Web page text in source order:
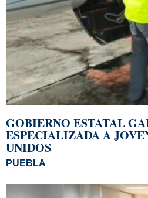
GOBIERNO ESTATAL
ESPECIALIZADA A
UNIDOS
PUEBLA